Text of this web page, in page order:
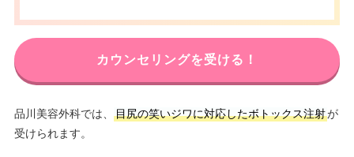
カウンセリングを受ける！
品川美容外科では、 目尻の笑いジワに対応したボトックス注射が
受けられます。